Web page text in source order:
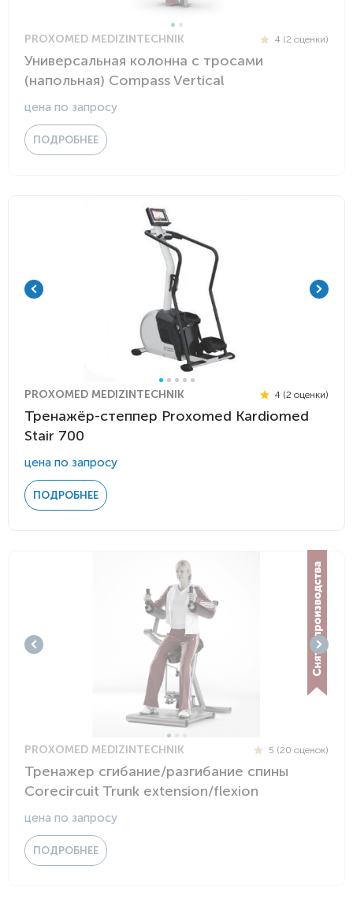
PROXOMED MEDIZINTECHNIK 4 (2 оценки)
Универсальная колонна с тросами
(напольная) Compass Vertical
цена по запросу
ПОДРОБНЕЕ
PROXOMED MEDIZINTECHNIK 4 (2 оценки)
Тренажёр-степпер Proxomed Kardiomed
Stair 700
цена по запросу
ПОДРОБНЕЕ
PROXOMED MEDIZINTECHNIK 5 (20 оценок)
Тренажер сгибание/разгибание спины
Corecircuit Trunk extension/flexion
цена по запросу
ПОДРОБНЕЕ